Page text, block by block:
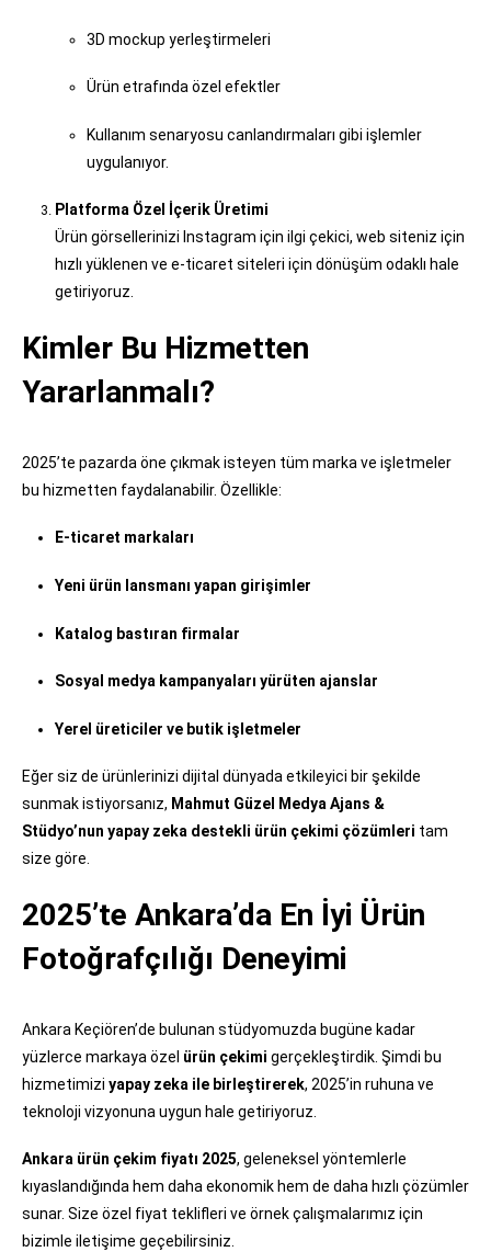
3D mockup yerleştirmeleri
Ürün etrafında özel efektler
Kullanım senaryosu canlandırmaları gibi işlemler
uygulanıyor.
Platforma Özel İçerik Üretimi
Ürün görsellerinizi Instagram için ilgi çekici, web siteniz için
hızlı yüklenen ve e-ticaret siteleri için dönüşüm odaklı hale
getiriyoruz.
Kimler Bu Hizmetten
Yararlanmalı?
2025’te pazarda öne çıkmak isteyen tüm marka ve işletmeler
bu hizmetten faydalanabilir. Özellikle:
E-ticaret markaları
Yeni ürün lansmanı yapan girişimler
Katalog bastıran firmalar
Sosyal medya kampanyaları yürüten ajanslar
Yerel üreticiler ve butik işletmeler
Eğer siz de ürünlerinizi dijital dünyada etkileyici bir şekilde
sunmak istiyorsanız, Mahmut Güzel Medya Ajans &
Stüdyo’nun yapay zeka destekli ürün çekimi çözümleri tam
size göre.
2025’te Ankara’da En İyi Ürün
Fotoğrafçılığı Deneyimi
Ankara Keçiören’de bulunan stüdyomuzda bugüne kadar
yüzlerce markaya özel ürün çekimi gerçekleştirdik. Şimdi bu
hizmetimizi yapay zeka ile birleştirerek, 2025’in ruhuna ve
teknoloji vizyonuna uygun hale getiriyoruz.
Ankara ürün çekim fiyatı 2025, geleneksel yöntemlerle
kıyaslandığında hem daha ekonomik hem de daha hızlı çözümler
sunar. Size özel fiyat teklifleri ve örnek çalışmalarımız için
bizimle iletişime geçebilirsiniz.